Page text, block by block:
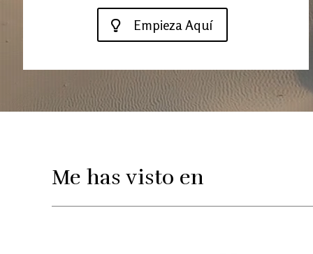
Empieza Aquí
Me has visto en